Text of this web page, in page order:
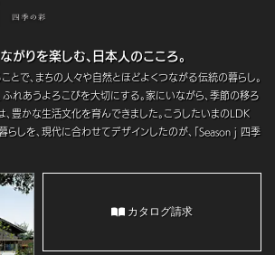
がりを楽しむ、日本人のこころ。
とで、まちの人々や自然とほどよくつながる伝統の暮らし。
ふれあうよろこびを大切にする。家にいながら、季節の移ろ
、豊かな生活文化を育んできました。こうしたいまのLDK
しを、現代に合わせてデザインしたのが、「Season j 四季
カタログ請求